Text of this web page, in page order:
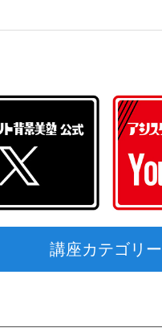
講座カテゴリー